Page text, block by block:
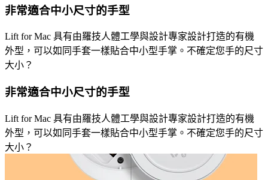
非常適合中小尺寸的手型
Lift for Mac 具有由羅技人體工學與設計專家設計打造的有機
外型，可以如同手套一樣貼合中小型手掌。不確定您手的尺寸
大小？
非常適合中小尺寸的手型
Lift for Mac 具有由羅技人體工學與設計專家設計打造的有機
外型，可以如同手套一樣貼合中小型手掌。不確定您手的尺寸
大小？